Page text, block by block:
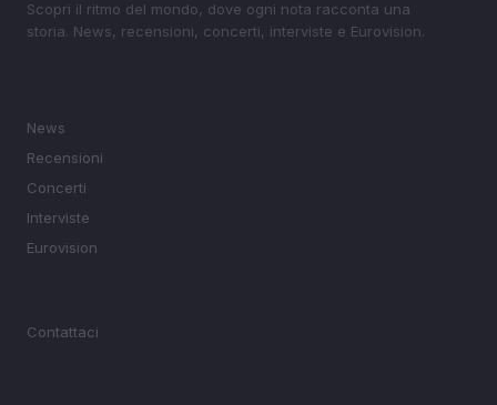
Scopri il ritmo del mondo, dove ogni nota racconta una
storia. News, recensioni, concerti, interviste e Eurovision.
News
Recensioni
Concerti
Interviste
Eurovision
Contattaci